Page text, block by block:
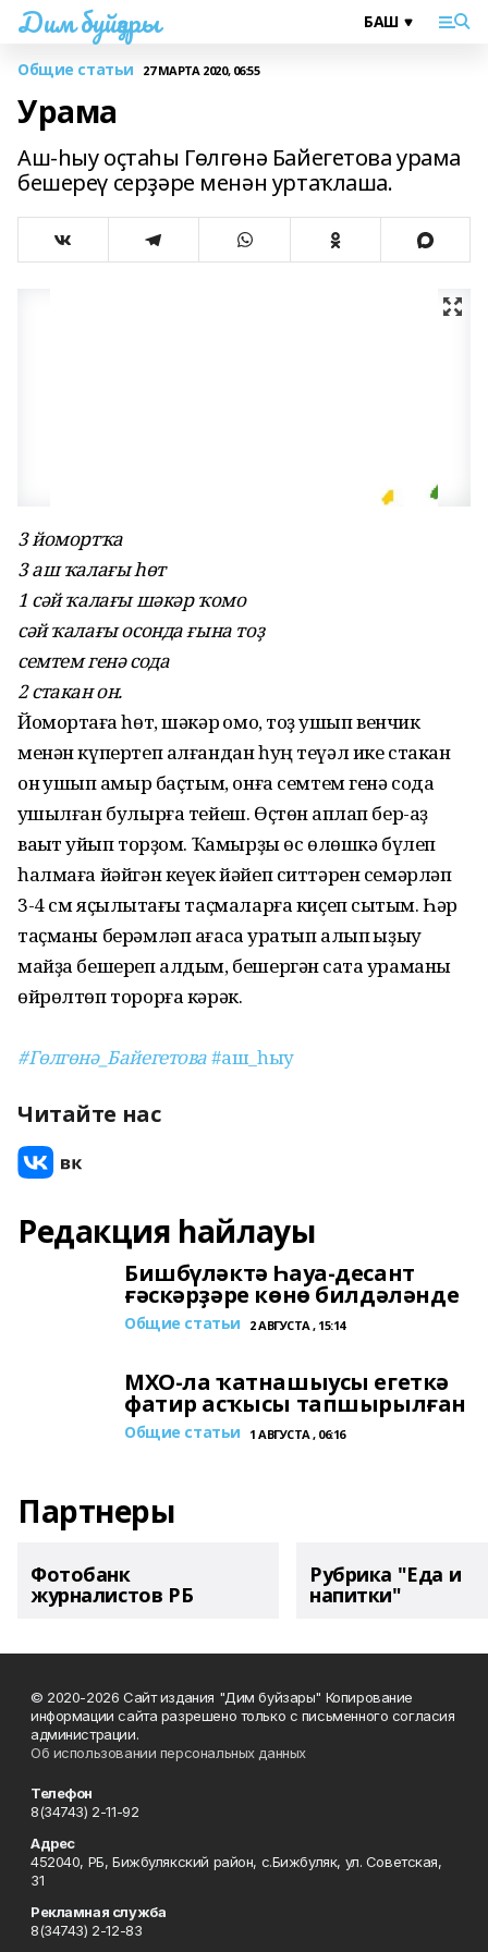
Дим буйҙары
Общие статьи 27 МАРТА 2020, 06:55
Урама
Аш-һыу оҫтаһы Гөлгөнә Байегетова урама
бешереү серҙәре менән уртаҡлаша.
3 йомортҡа
3 аш ҡалағы һөт
1 сәй ҡалағы шәкәр ҡомо
сәй ҡалағы осонда ғына тоҙ
семтем генә сода
2 стакан он.
Йомортҡаға һөт, шәкәр ҡомо, тоҙ ҡушып венчик
менән күпертеп алғандан һуң теүәл ике стакан
он ҡушып ҡамыр баҫтым, онға семтем генә сода
ҡушылған булырға тейеш. Өҫтөн ҡаплап бер-аҙ
ваҡыт ҡуйып торҙом. Ҡамырҙы өс өлөшкә бүлеп
һалмаға йәйгән кеүек йәйеп ситтәрен семәрләп
3-4 см яҫылыҡтағы таҫмаларға киҫеп сыҡтым. Һәр
таҫманы берәмләп ағасҡа уратып алып ҡыҙыу
майҙа бешереп алдым, бешергән саҡта ураманы
өйрөлтөп торорға кәрәк.
#Гөлгөнә_Байегетова#аш_һыу
Читайте нас
Редакция һайлауы
Бишбүләктә Һауа-десант
ғәскәрҙәре көнө билдәләнде
Общие статьи 2 АВГУСТА , 15:14
МХО-ла ҡатнашыусы егеткә
фатир асҡысы тапшырылған
Общие статьи 1 АВГУСТА , 06:16
Партнеры
Фотобанк
журналистов РБ
Рубрика "Еда и
напитки"
© 2020-2026 Сайт издания "Дим буйзары" Копирование
информации сайта разрешено только с письменного согласия
администрации.
Об использовании персональных данных
Телефон
8(34743) 2-11-92
Адрес
452040, РБ, Бижбулякский район, с.Бижбуляк, ул. Советская,
31
Рекламная служба
8(34743) 2-12-83